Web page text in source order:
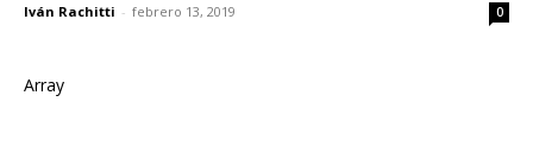
Iván Rachitti - febrero 13, 2019 0
Array